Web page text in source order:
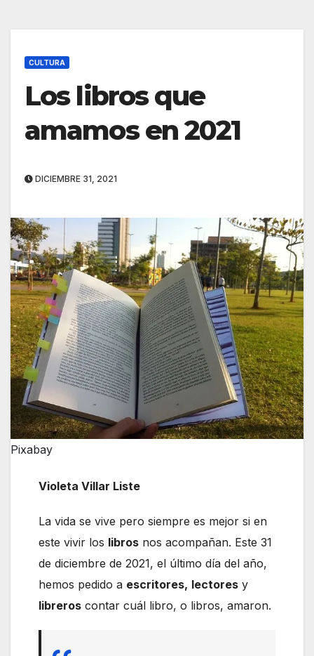
CULTURA
Los libros que
amamos en 2021
DICIEMBRE 31, 2021
Pixabay
Violeta Villar Liste
La vida se vive pero siempre es mejor si en
este vivir los libros nos acompañan. Este 31
de diciembre de 2021, el último día del año,
hemos pedido a escritores, lectores y
libreros contar cuál libro, o libros, amaron.